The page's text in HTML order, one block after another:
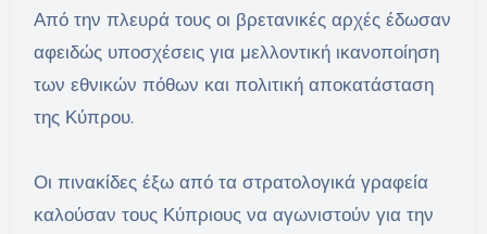
Από την πλευρά τους οι βρετανικές αρχές έδωσαν
αφειδώς υποσχέσεις για μελλοντική ικανοποίηση
των εθνικών πόθων και πολιτική αποκατάσταση
της Κύπρου.
Οι πινακίδες έξω από τα στρατολογικά γραφεία
καλούσαν τους Κύπριους να αγωνιστούν για την